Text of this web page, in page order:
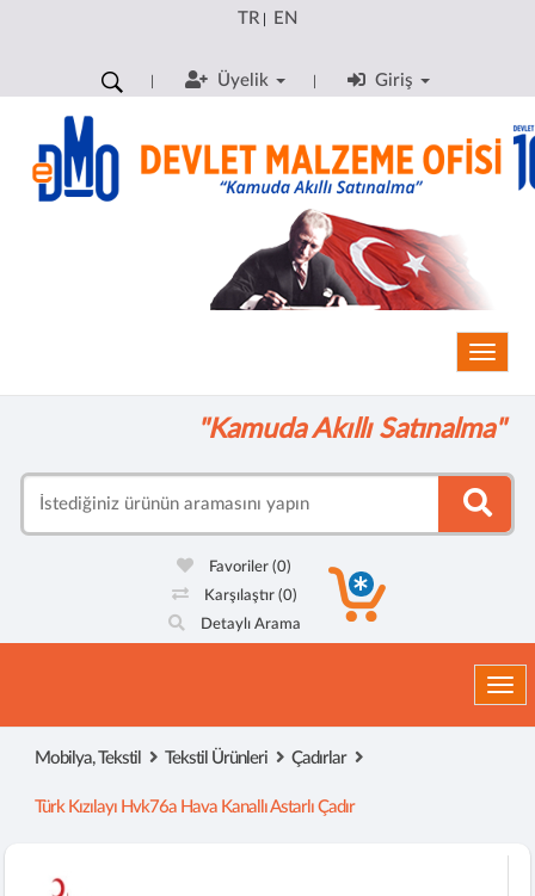
TR| EN
Üyelik Giriş
"Kamuda Akıllı Satınalma"
Favoriler(0)
Karşılaştır (0)
Detaylı Arama
Mobilya, Tekstil Tekstil Ürünleri Çadırlar
Türk Kızılayı Hvk76a Hava Kanallı Astarlı Çadır